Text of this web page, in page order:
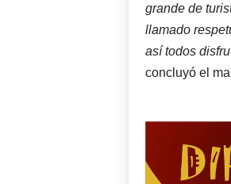
grande de
llamado
así todos
concluyó el